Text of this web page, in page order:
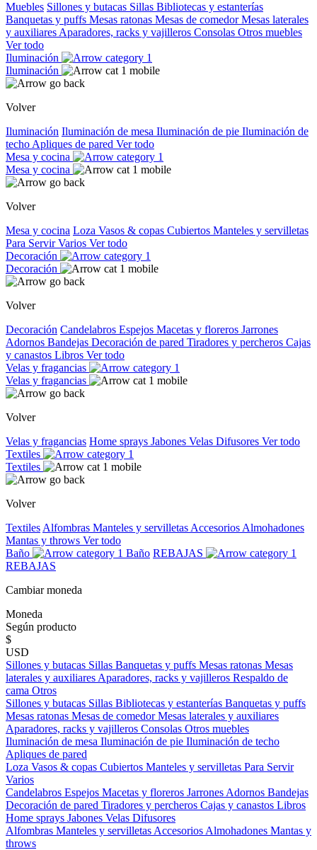
Muebles Sillones y butacas Sillas Bibliotecas y estanterías
Banquetas y puffs Mesas ratonas Mesas de comedorMesas laterales
y auxiliares Aparadores, racks y vajilleros Consolas Otros muebles
Ver todo
Iluminación
Iluminación
Volver
Iluminación Iluminación de mesa Iluminación de pie Iluminación de
techo Apliques de pared Ver todo
Mesa y cocina
Mesa y cocina
Volver
Mesa y cocina Loza Vasos & copas Cubiertos Manteles y servilletas
Para ServirVarios Ver todo
Decoración
Decoración
Volver
Decoración Candelabros Espejos Macetas y floreros Jarrones
Adornos Bandejas Decoración de pared Tiradores y percheros Cajas
y canastos Libros Ver todo
Velas y fragancias
Velas y fragancias
Volver
Velas y fragancias Home sprays Jabones Velas Difusores Ver todo
Textiles
Textiles
Volver
Textiles Alfombras Manteles y servilletas Accesorios Almohadones
Mantas y throws Ver todo
Baño
Baño REBAJAS
REBAJAS
Cambiar moneda
Moneda
Según producto
$
USD
Sillones y butacas Sillas Banquetas y puffs Mesas ratonas Mesas
laterales y auxiliares Aparadores, racks y vajilleros Respaldo de
cama Otros
Sillones y butacas Sillas Bibliotecas y estanterías Banquetas y puffs
Mesas ratonas Mesas de comedorMesas laterales y auxiliares
Aparadores, racks y vajilleros Consolas Otros muebles
Iluminación de mesa Iluminación de pie Iluminación de techo
Apliques de pared
Loza Vasos & copas Cubiertos Manteles y servilletas Para Servir
Varios
Candelabros Espejos Macetas y floreros Jarrones Adornos Bandejas
Decoración de pared Tiradores y percheros Cajas y canastos Libros
Home sprays Jabones Velas Difusores
Alfombras Manteles y servilletas Accesorios Almohadones Mantas y
throws